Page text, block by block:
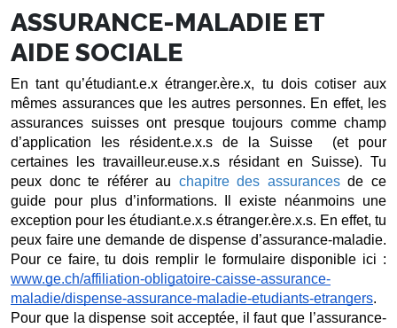
ASSURANCE-MALADIE ET
AIDE SOCIALE
En tant qu’étudiant.e.x étranger.ère.x, tu dois cotiser aux
mêmes assurances que les autres personnes. En effet, les
assurances suisses ont presque toujours comme champ
d’application les résident.e.x.s de la Suisse  (et pour
certaines les travailleur.euse.x.s résidant en Suisse). Tu
peux donc te référer au chapitre des assurances de ce
guide pour plus d’informations. Il existe néanmoins une
exception pour les étudiant.e.x.s étranger.ère.x.s. En effet, tu
peux faire une demande de dispense d’assurance-maladie.
www.ge.ch/affiliation-obligatoire-caisse-assurance-
maladie/dispense-assurance-maladie-etudiants-etrangers.
Pour que la dispense soit acceptée, il faut que l’assurance-